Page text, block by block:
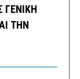
ΓΕΝΙΚΗ
ΤΗΝ